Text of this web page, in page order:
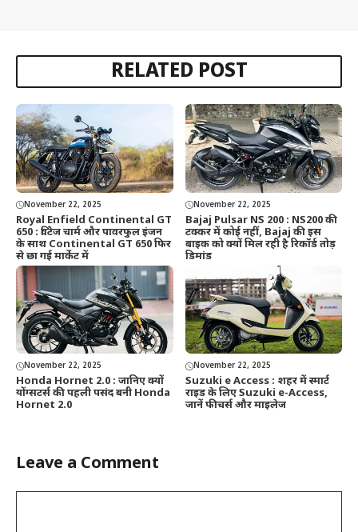
RELATED POST
November 22, 2025
Royal Enfield Continental GT
650 : विंटेज चार्म और पावरफुल इंजन
के साथ Continental GT 650 फिर
से छा गई मार्केट में
November 22, 2025
Bajaj Pulsar NS 200 : NS200 की
टक्कर में कोई नहीं, Bajaj की इस
बाइक को क्यों मिल रही है रिकॉर्ड तोड़
डिमांड
November 22, 2025
Honda Hornet 2.0 : जानिए क्यों
योंग्सटर्स की पहली पसंद बनी Honda
Hornet 2.0
November 22, 2025
Suzuki e Access : शहर में स्मार्ट
राइड के लिए Suzuki e-Access,
जानें फीचर्स और माइलेज
Leave a Comment